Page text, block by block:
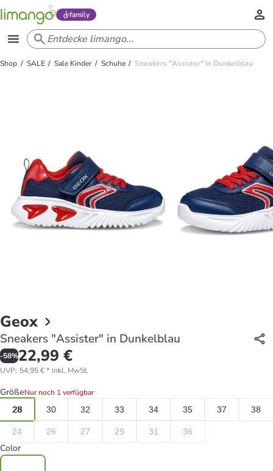
family
Shop SALE Sale Kinder Schuhe Sneakers "Assister" in Dunkelblau
Geox
Sneakers "Assister" in Dunkelblau
-58%22,99 €
UVP: 54,95 €* inkl. MwSt.
GrößeNur noch 1 verfügbar
28
30 32 33 34 35 37 38
24 26 27 29 31 36
Color